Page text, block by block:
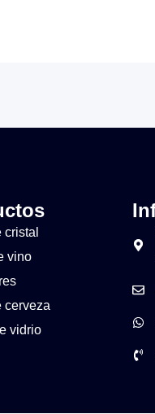
cristal
vino
cerveza
vidrio